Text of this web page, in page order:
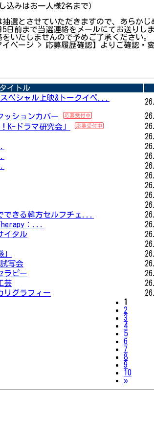
込みはお一人様2名まで）
選とさせていただきますので、あらかじ
日前まで当選連絡をメールにてお送りしま
いたしませんので予めご了承ください。
ページ > 応募履歴確認】よりご確認・
イトル
ペシャル上映&トークイベ...
ッションカバー
K-ドラマ研究会」
できる韓方セルフチェ...
：...
イタル
写会
ラピー
芸
リグラフィー
1
2
3
4
5
6
7
8
9
10
»Next